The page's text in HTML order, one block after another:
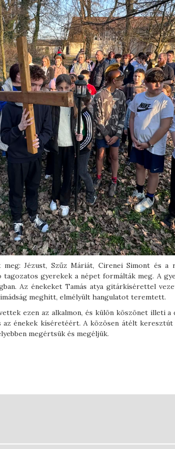
Jézust, Szűz Máriát, Cirenei Simont és a
gyerekek a népet formálták meg. A
Az énekeket Tamás atya gitárkísérettel
meghitt, elmélyült hangulatot teremtett.
ezen az alkalmon, és külön köszönet illeti
az énekek kíséretéért. A közösen átélt keresztút
megértsük és megéljük.